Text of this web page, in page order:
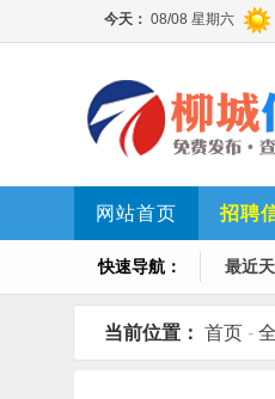
网站首页 招聘
快速导航： 最近
当前位置： 首页 -